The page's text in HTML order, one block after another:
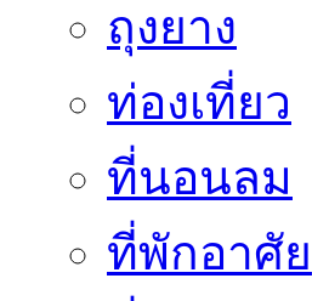
ถุงยาง
ท่องเที่ยว
ที่นอนลม
ที่พักอาศัย